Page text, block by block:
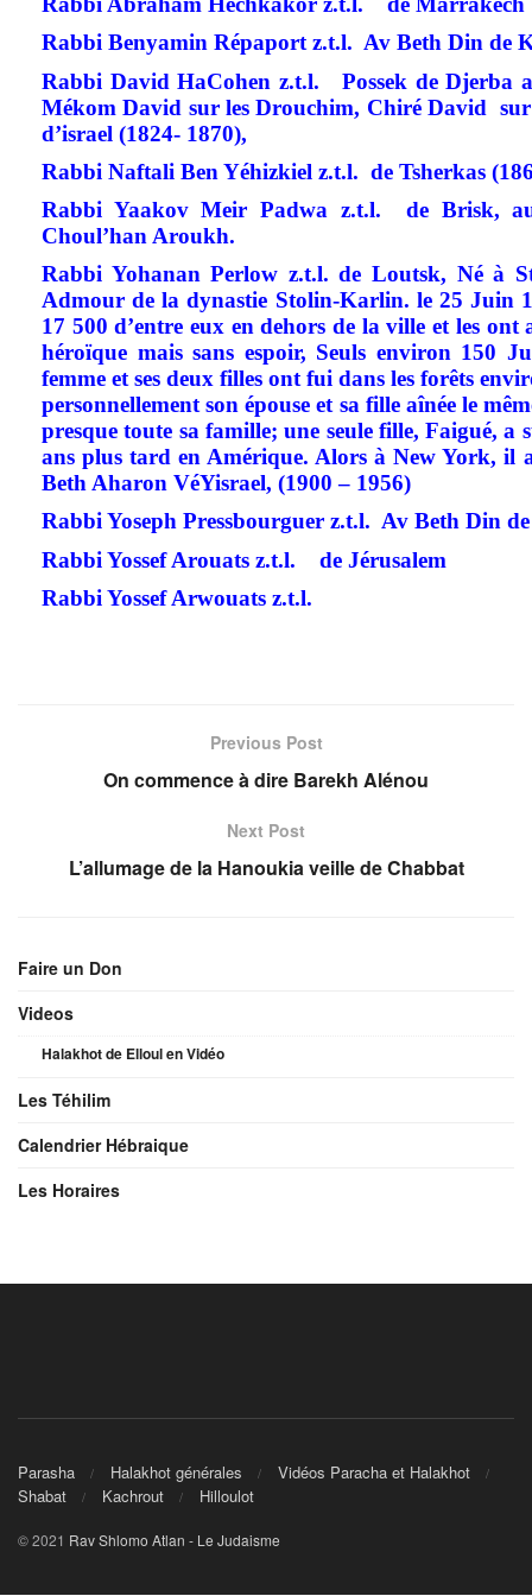
Rabbi Benyamin Répaportz.t.l. Av Beth Din de
Rabbi David HaCohen z.t.l. Possek de Djerba
Mékom David sur les Drouchim, Chiré David sur
d’israel (1824- 1870),
Rabbi Naftali Ben Yéhizkiel z.t.l. de Tsherkas
Rabbi Yaakov Meir Padwa z.t.l. de Brisk,
Choul’han Aroukh.
Rabbi YohananPerlow z.t.l. de Loutsk, Né à
Admour de la dynastie Stolin-Karlin. le 25 Juin
17 500 d’entre eux en dehors de la ville et les
héroïque mais sans espoir, Seuls environ 150
femme et ses deux filles ont fui dans les forêts
personnellement son épouse et sa fille aînée le
presque toute sa famille; une seule fille, Faigué,
ans plus tard en Amérique. Alors à New York,
Beth Aharon VéYisrael, (1900 – 1956)
Rabbi Yoseph Pressbourguer z.t.l. Av Beth Din
Rabbi Yossef Arouats z.t.l.
de Jérusalem
Rabbi Yossef Arwouats z.t.l.
Previous Post
On commence à dire Barekh Alénou
Next Post
L’allumage de la Hanoukia veille de Chabbat
Faire un Don
Videos
Halakhot de Elloul en Vidéo
Les Téhilim
Calendrier Hébraique
Les Horaires
Parasha Halakhot générales
Vidéos Paracha et Halakhot
Shabat
Kachrout Hilloulot
© 2021 Rav Shlomo Atlan - Le Judaisme